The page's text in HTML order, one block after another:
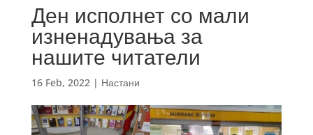
Ден исполнет со мали
изненадувања за
нашите читатели
16 Feb, 2022| Настани